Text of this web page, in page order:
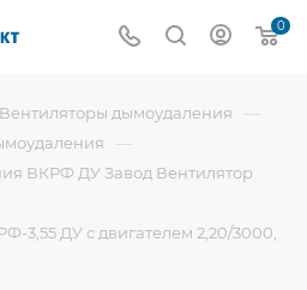
0
Вентиляторы дымоудаления —
—
ВКРФ ДУ Завод Вентилятор
3,55 ДУ с двигателем 2,20/3000,